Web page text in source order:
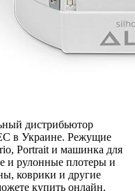
дистрибьютор
в Украине. Режущие
Portrait и машинка для
и рулонные плотеры и
коврики и другие
купить онлайн.